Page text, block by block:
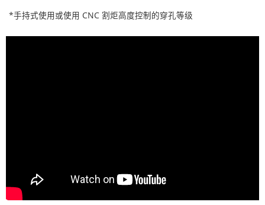
*手持式使用或使用 CNC 割炬高度控制的穿孔等级